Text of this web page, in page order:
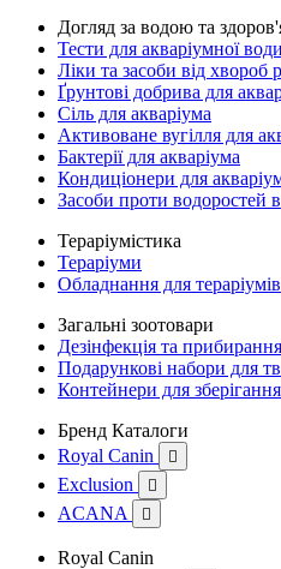
Догляд за водою та
Тести для акваріумної води
Ліки та засоби від хвороб
Ґрунтові добрива для
Сіль для акваріума
Активоване вугілля для
Бактерії для акваріума
Кондиціонери для
Засоби проти водоростей в
Тераріумістика
Тераріуми
Обладнання для тераріумів
Загальні зоотовари
Дезінфекція та прибирання
Подарункові набори для
Контейнери для
Бренд Каталоги
Royal Canin

Exclusion 
ACANA 
Royal Canin